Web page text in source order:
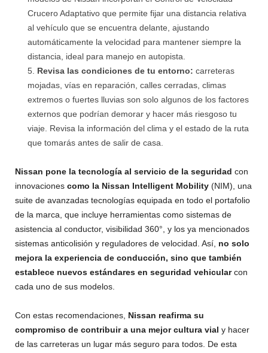
Crucero Adaptativo que permite fijar una distancia relativa
al vehículo que se encuentra delante, ajustando
automáticamente la velocidad para mantener siempre la
distancia, ideal para manejo en autopista.
Revisa las condiciones de tu entorno: carreteras
mojadas, vías en reparación, calles cerradas, climas
extremos o fuertes lluvias son solo algunos de los factores
externos que podrían demorar y hacer más riesgoso tu
viaje. Revisa la información del clima y el estado de la ruta
que tomarás antes de salir de casa.
Nissan pone la tecnología al servicio de la seguridad con
innovaciones como la Nissan Intelligent Mobility (NIM), una
suite de avanzadas tecnologías equipada en todo el portafolio
de la marca, que incluye herramientas como sistemas de
asistencia al conductor, visibilidad 360°, y los ya mencionados
sistemas anticolisión y reguladores de velocidad. Así, no solo
mejora la experiencia de conducción, sino que también
establece nuevos estándares en seguridad vehicularcon
cada uno de sus modelos.
Con estas recomendaciones, Nissan reafirma su
compromiso de contribuir a una mejor cultura vial y hacer
de las carreteras un lugar más seguro para todos. De esta